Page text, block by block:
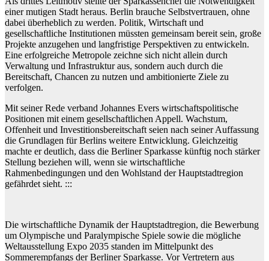
einer mutigen Stadt heraus. Berlin brauche Selbstvertrauen, ohne
dabei überheblich zu werden. Politik, Wirtschaft und
gesellschaftliche Institutionen müssten gemeinsam bereit sein, große
Projekte anzugehen und langfristige Perspektiven zu entwickeln.
Eine erfolgreiche Metropole zeichne sich nicht allein durch
Verwaltung und Infrastruktur aus, sondern auch durch die
Bereitschaft, Chancen zu nutzen und ambitionierte Ziele zu
verfolgen.
Mit seiner Rede verband Johannes Evers wirtschaftspolitische
Positionen mit einem gesellschaftlichen Appell. Wachstum,
Offenheit und Investitionsbereitschaft seien nach seiner Auffassung
die Grundlagen für Berlins weitere Entwicklung. Gleichzeitig
machte er deutlich, dass die Berliner Sparkasse künftig noch stärker
Stellung beziehen will, wenn sie wirtschaftliche
Rahmenbedingungen und den Wohlstand der Hauptstadtregion
gefährdet sieht. :::
Die wirtschaftliche Dynamik der Hauptstadtregion, die Bewerbung
um Olympische und Paralympische Spiele sowie die mögliche
Weltausstellung Expo 2035 standen im Mittelpunkt des
Sommerempfangs der Berliner Sparkasse. Vor Vertretern aus